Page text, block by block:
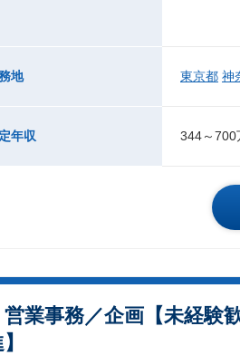
地 東京都 神
年収 344～700
営業事務／企画【未経験